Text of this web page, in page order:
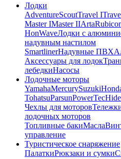
Лодки
AdventureScoutTravel I
Master IMaster IIArta
HonWaveЛодки с
надувным настилом
SmartlinerНадувные ПВХ
Аксессуары для лодок
лебедкиНасосы
Лодочные моторы
YamahaMercurySuzuki
TohatsuParsunPowerTec
Чехлы для моторов
лодочных моторов
Топливные бакиМасла
управление
Туристическое снаряжение
ПалаткиРюкзаки и сумки